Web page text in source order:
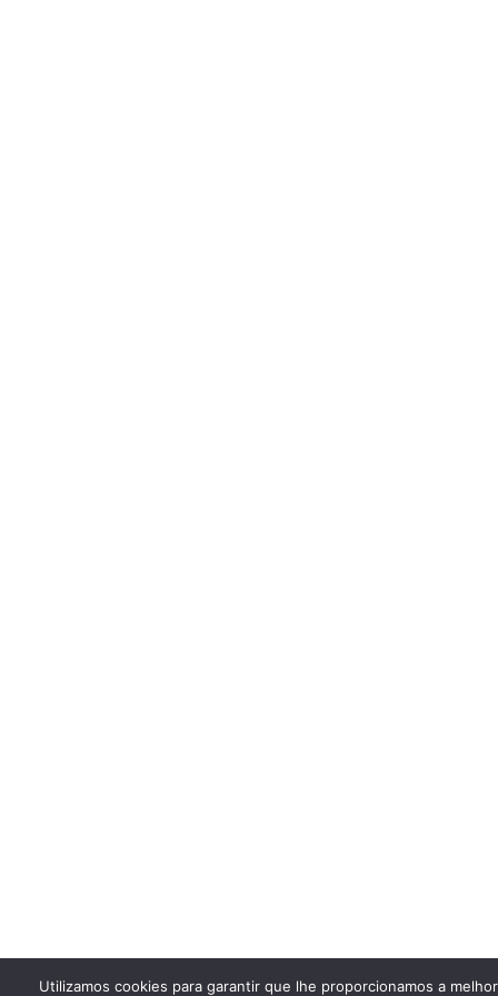
Utilizamos cookies para garantir que lhe proporcionamos a